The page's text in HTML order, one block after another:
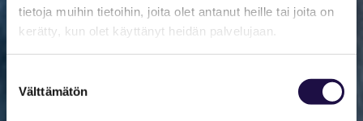
tietoja muihin tietoihin, joita olet antanut heille tai joita on
kerätty, kun olet käyttänyt heidän palvelujaan.
valinta
Välttämätön